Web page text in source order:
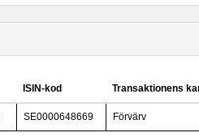
ISIN-kod Transaktionens
SE0000648669 Förvärv